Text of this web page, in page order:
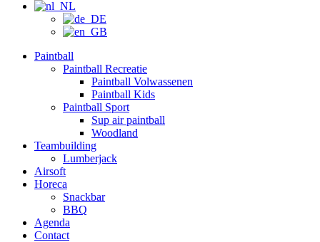
Paintball
Paintball Recreatie
Paintball Volwassenen
Paintball Kids
Paintball Sport
Sup air paintball
Woodland
Teambuilding
Lumberjack
Airsoft
Horeca
Snackbar
BBQ
Agenda
Contact